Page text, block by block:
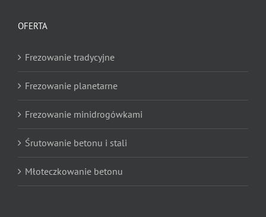
OFERTA
Frezowanie tradycyjne
Frezowanie planetarne
Frezowanie minidrogówkami
Śrutowanie betonu i stali
Młoteczkowanie betonu